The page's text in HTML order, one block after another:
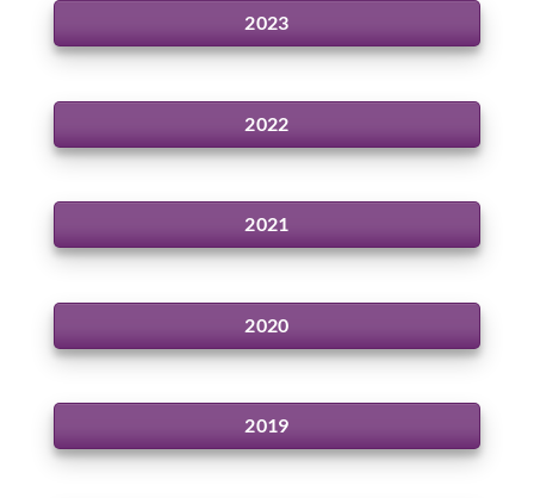
2023
2022
2021
2020
2019